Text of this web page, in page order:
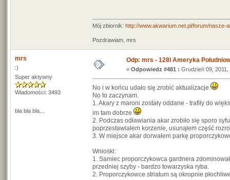
Mój zbiornik: http://www.akwarium.net.pl/forum/
Pozdrawiam, mrs
mrs
:)
Super aktywny
Wiadomości: 3493
bla bla bla...
Odp: mrs - 128l Ameryka
« Odpowiedz #481 : Grudzień 09, 2011,
No i w końcu udało się zrobić aktualizacje
No to zaczynam.
1. Akary z maroni zostały oddane - trafiły do
im tam dobrze
2. Podczas odławiania akar zrobiło się sporo
poprzestawiałem korzenie, usunąłem część
3. W miejsce akar dorwałem parkę
Wnioski:
1. Samiec proporczykowca gardnera
przedniej szyby - bardzo towarzyska ryba.
2. Proporczykowce striatum są okropnie